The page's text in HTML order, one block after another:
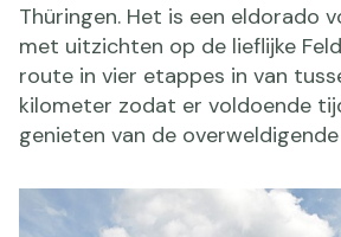
Thüringen. Het is een eldorado
met uitzichten op de lieflijke
route in vier etappes in van
kilometer zodat er voldoende
genieten van de